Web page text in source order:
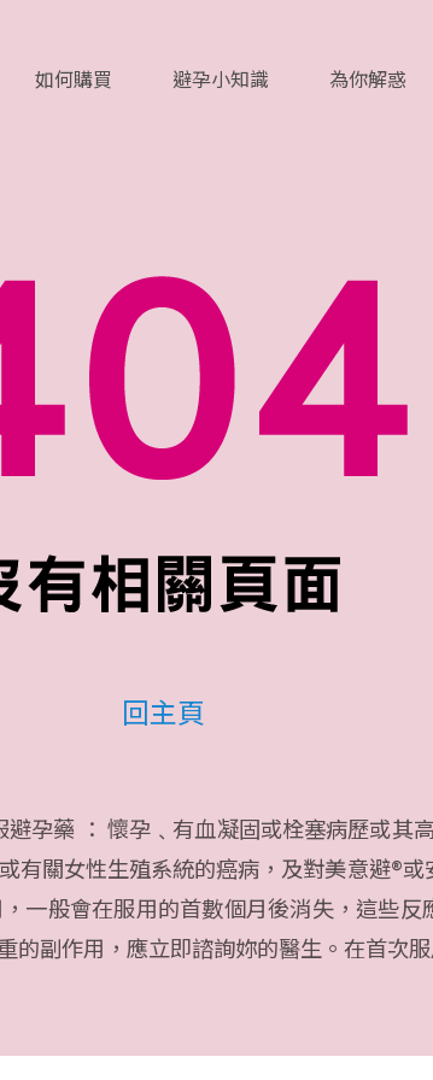
如何購買 避孕小知識 為你解惑
回主頁
孕藥 ： 懷孕﹑有血凝固或栓塞病歷或其
有關女性生殖系統的癌病，及對美意避®
一般會在服用的首數個月後消失，這些
副作用，應立即諮詢妳的醫生。在首次